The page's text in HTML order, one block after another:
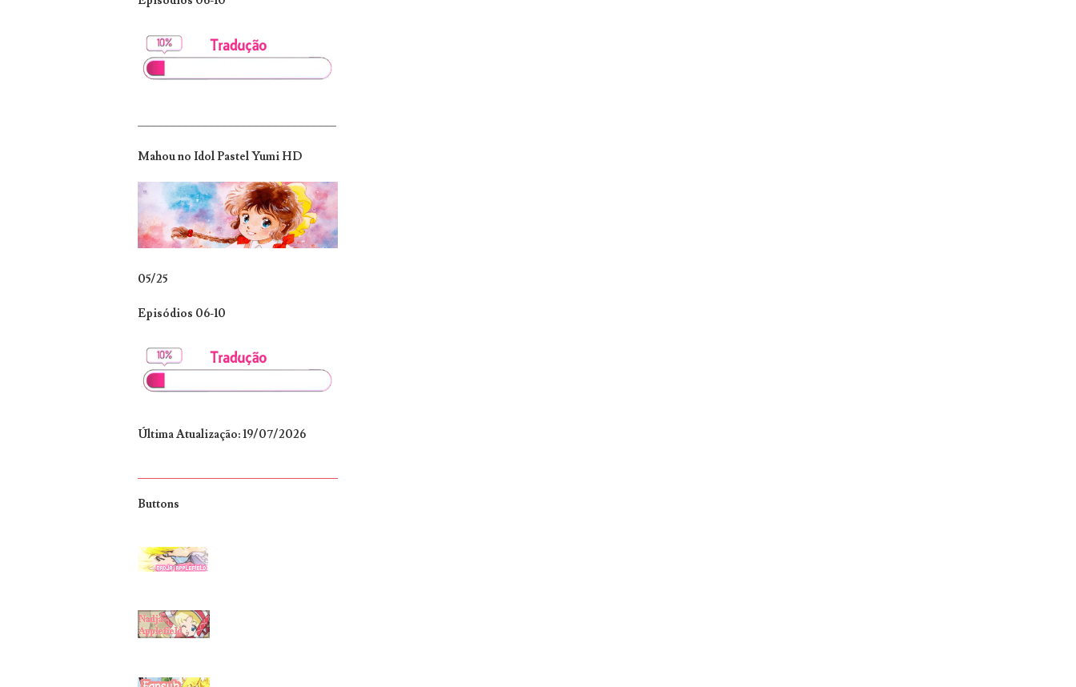
_______________________________
Mahou no Idol Pastel Yumi HD
05/25
Episódios 06-10
Última Atualização: 19/07/2026
Buttons